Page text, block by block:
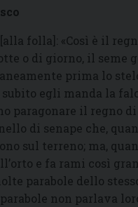
folla]: «Così è il
o di giorno, il seme
prima lo
egli manda la
paragonare il regno
di senape che,
sul terreno; ma,
e fa rami così
parabole dello
non parlava